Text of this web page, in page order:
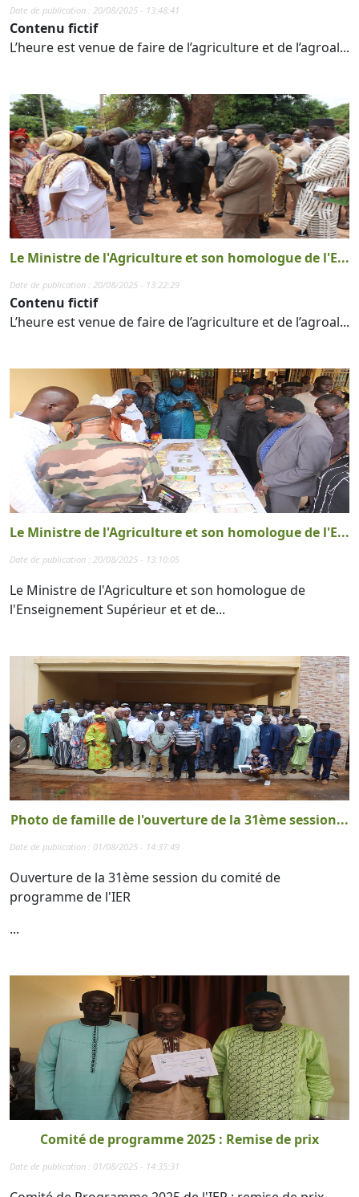
Date de publication : 20/08/2025 - 13:48:41
Contenu fictif
L’heure est venue de faire de l’agriculture et de l’agroal...
Le Ministre de l'Agriculture et son homologue de l'E...
Date de publication : 20/08/2025 - 13:22:29
Contenu fictif
L’heure est venue de faire de l’agriculture et de l’agroal...
Le Ministre de l'Agriculture et son homologue de l'E...
Date de publication : 20/08/2025 - 13:10:05
Le Ministre de l'Agriculture et son homologue de
l'Enseignement Supérieur et et de...
Photo de famille de l'ouverture de la 31ème session...
Date de publication : 01/08/2025 - 14:37:49
Ouverture de la 31ème session du comité de
programme de l'IER
...
Comité de programme 2025 : Remise de prix
Date de publication : 01/08/2025 - 14:35:31